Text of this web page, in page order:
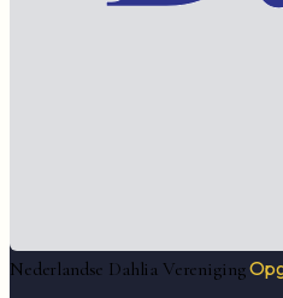
Nederlandse Dahlia Vereniging